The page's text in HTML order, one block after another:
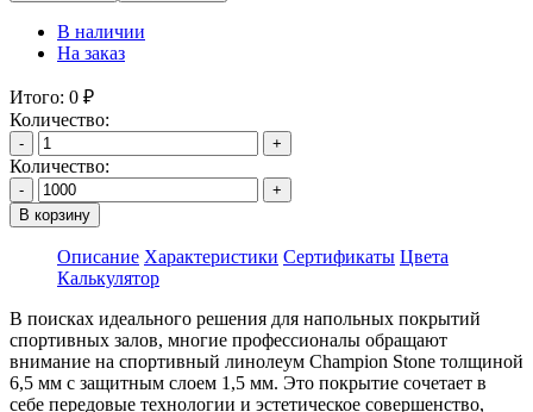
В наличии
На заказ
Итого: 0 ₽
Количество:
- +
Количество:
-
+
В корзину
Описание Характеристики Сертификаты Цвета
Калькулятор
В поисках идеального решения для напольных покрытий
спортивных залов, многие профессионалы обращают
внимание на спортивный линолеум Champion Stone толщиной
6,5 мм с защитным слоем 1,5 мм. Это покрытие сочетает в
себе передовые технологии и эстетическое совершенство,